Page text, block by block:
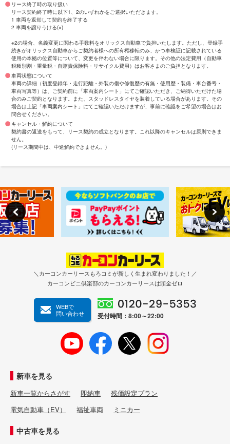
リース終了時の取り扱い
リース契約終了時に以下1、2のいずれかをご選択いただきます。
1 車両を返却して契約を終了する
2 車両を譲りうける(※)
※2の場合、名義変更に関わる手数料をオリックス自動車で負担いたします。ただし、登録手
続きがオリックス自動車からご契約者様への所有権移転のみ、かつ車検証に記載されている
使用の本拠の位置等について、変更を伴わない場合に限ります。その他の法定費用（自動車
税種別割・重量税・自賠責保険料・リサイクル費用）はお客さまのご負担となります。
車両状態について
車両の詳細（初度登録年・走行距離・外装の傷や修復歴の有無・使用歴・装備・車台番号・
車両写真等）は、ご契約前に「車両案内シート」にてご確認いただき、ご納得いただけた場
合のみご契約となります。また、スタッドレスタイヤを装着している場合があります。その
場合は上記「車両案内シート」にてご確認いただけますが、事前に確認をご希望の場合はお
問合せください。
キャンセル・解約について
契約書の返送をもって、リース契約の成立となります。これ以降のキャンセルは原則できま
せん。
(リース期間中は、中途解約できません。)
＼カーコンカーリースもろコミが新しく生まれ変わりました！／
カーコンビニ倶楽部のカーコンカーリースは頭金ゼロ
WEBで
問い合わせ
受付時間：8:00～22:00
新車を見る
新車一覧からさがす 即納車
残価設定プラン
電気自動車（EV）
福祉車両 ミニカー
中古車を見る